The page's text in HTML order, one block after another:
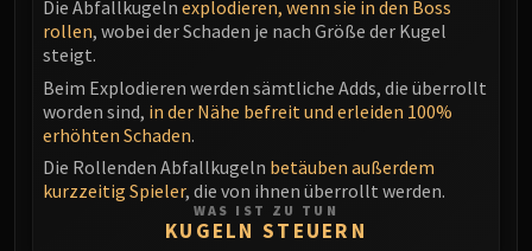
FIRELANDS
Conclave of Wind
Al'akir
Omnotron Defense System
Atramedes
Chimaeron
Maloriak
Die Abfallkugeln explodieren, wenn sie in den Boss
rollen, wobei der Schaden je nach Größe der Kugel
steigt.
Beim Explodieren werden sämtliche Adds, die überrollt
worden sind, in der Nähe befreit und erleiden 100%
erhöhten Schaden.
Die Rollenden Abfallkugeln betäuben außerdem
kurzzeitig Spieler, die von ihnen überrollt werden.
WAS IST ZU TUN
KUGELN STEUERN